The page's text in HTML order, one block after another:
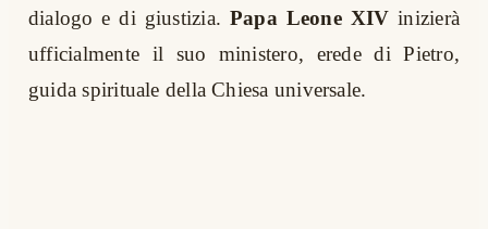
dialogo e di giustizia. Papa Leone XIV inizierà
ufficialmente il suo ministero, erede di Pietro,
guida spirituale della Chiesa universale.